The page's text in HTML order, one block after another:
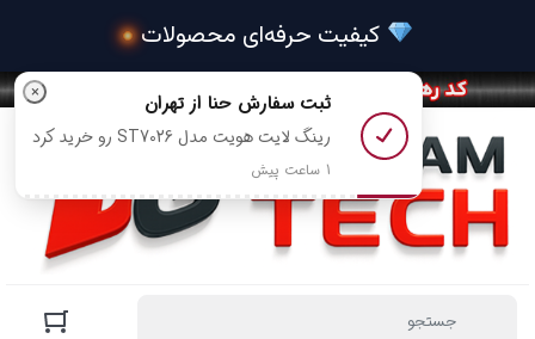
× ثبت سفارش حنا از تهران
رینگ لایت هویت مدل ST7026 رو خرید کرد
1 ساعت پیش